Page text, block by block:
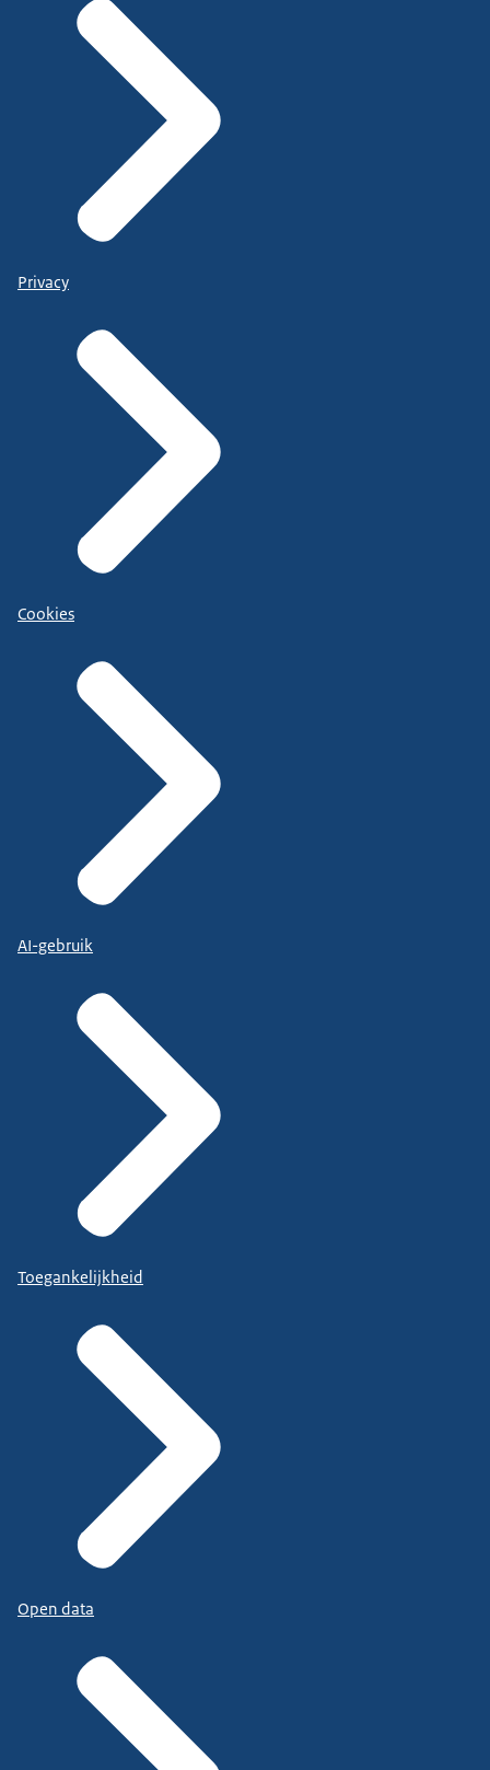
Privacy
Cookies
AI-gebruik
Toegankelijkheid
Open data